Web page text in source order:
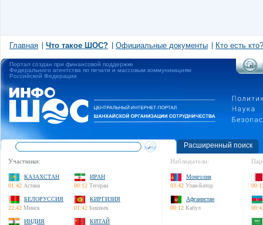
Главная Что такое ШОС? Официальные документы Кто есть кто?
Портал создан при финансовой поддержке
Федерального агентства по печати и массовым коммуникациям
Российской Федерации
Расширенный поиск
Участники:
КАЗАХСТАН
01:42 Астана
ИРАН
00:12 Тегеран
БЕЛОРУССИЯ
22:42 Минск
КИРГИЗИЯ
01:42 Бишкек
ИНДИЯ
КИТАЙ
Наблюдатели:
Монголия
03:42 Улан-Батор
Афганистан
00:12 Кабул